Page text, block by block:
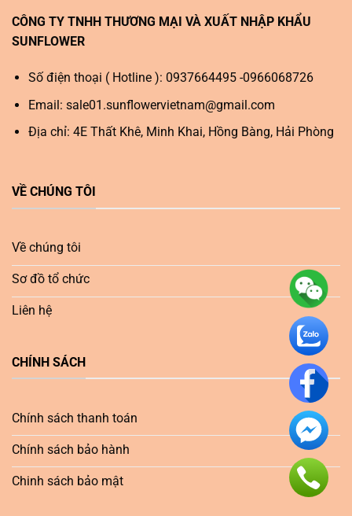
CÔNG TY TNHH THƯƠNG MẠI VÀ XUẤT NHẬP KHẨU
SUNFLOWER
Số điện thoại ( Hotline ): 0937664495 -0966068726
Email: sale01.sunflowervietnam@gmail.com
Địa chỉ: 4E Thất Khê, Minh Khai, Hồng Bàng, Hải Phòng
VỀ CHÚNG TÔI
Về chúng tôi
Sơ đồ tổ chức
Liên hệ
CHÍNH SÁCH
Chính sách thanh toán
Chính sách bảo hành
Chinh sách bảo mật